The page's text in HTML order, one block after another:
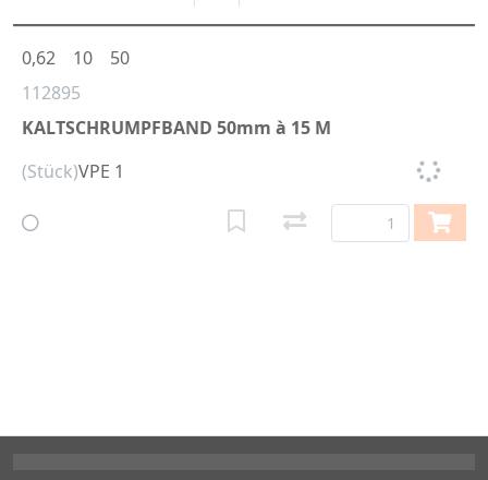
112895
KALTSCHRUMPFBAND 50mm à 15 M
0,62 10 50
(Stück)VPE 1